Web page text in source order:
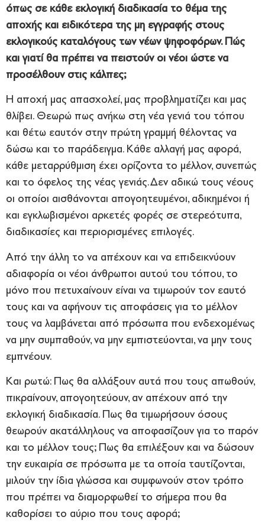
όπως σε κάθε εκλογική διαδικασία το θέμα της
αποχής και ειδικότερα της μη εγγραφής στους
εκλογικούς καταλόγους των νέων ψηφοφόρων. Πώς
και γιατί θα πρέπει να πειστούν οι νέοι ώστε να
προσέλθουν στις κάλπες;
Η αποχή μας απασχολεί, μας προβληματίζει και μας
θλίβει. Θεωρώ πως ανήκω στη νέα γενιά του τόπου
και θέτω εαυτόν στην πρώτη γραμμή θέλοντας να
δώσω και το παράδειγμα. Κάθε αλλαγή μας αφορά,
κάθε μεταρρύθμιση έχει ορίζοντα το μέλλον, συνεπώς
και το όφελος της νέας γενιάς. Δεν αδικώ τους νέους
οι οποίοι αισθάνονται απογοητευμένοι, αδικημένοι ή
και εγκλωβισμένοι αρκετές φορές σε στερεότυπα,
διαδικασίες και περιορισμένες επιλογές.
Από την άλλη το να απέχουν και να επιδεικνύουν
αδιαφορία οι νέοι άνθρωποι αυτού του τόπου, το
μόνο που πετυχαίνουν είναι να τιμωρούν τον εαυτό
τους και να αφήνουν τις αποφάσεις για το μέλλον
τους να λαμβάνεται από πρόσωπα που ενδεχομένως
να μην συμπαθούν, να μην εμπιστεύονται, να μην τους
εμπνέουν.
Και ρωτώ: Πως θα αλλάξουν αυτά που τους απωθούν,
πικραίνουν, απογοητεύουν, αν απέχουν από την
εκλογική διαδικασία. Πως θα τιμωρήσουν όσους
θεωρούν ακατάλληλους να αποφασίζουν για το παρόν
και το μέλλον τους; Πως θα επιλέξουν και να δώσουν
την ευκαιρία σε πρόσωπα με τα οποία ταυτίζονται,
μιλούν την ίδια γλώσσα και συμφωνούν στον τρόπο
που πρέπει να διαμορφωθεί το σήμερα που θα
καθορίσει το αύριο που τους αφορά;